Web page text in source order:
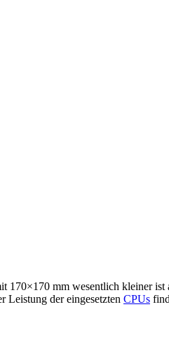
170×170 mm wesentlich kleiner
Leistung der eingesetzten CPUs